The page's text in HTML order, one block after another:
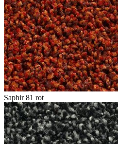
Saphir 81 rot